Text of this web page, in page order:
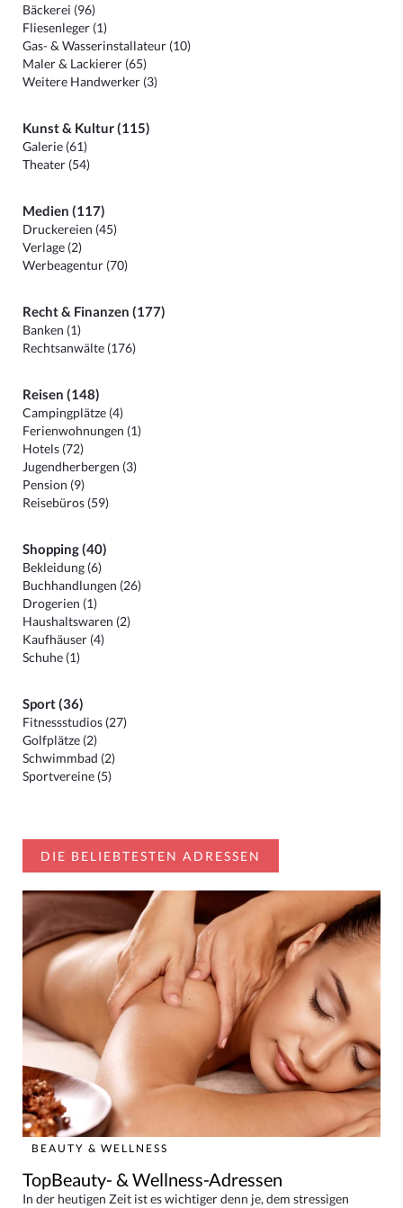
Bäckerei (96)
Fliesenleger (1)
Gas- & Wasserinstallateur (10)
Maler & Lackierer (65)
Weitere Handwerker (3)
Kunst & Kultur (115)
Galerie (61)
Theater (54)
Medien (117)
Druckereien (45)
Verlage (2)
Werbeagentur (70)
Recht & Finanzen (177)
Banken (1)
Rechtsanwälte (176)
Reisen (148)
Campingplätze (4)
Ferienwohnungen (1)
Hotels (72)
Jugendherbergen (3)
Pension (9)
Reisebüros (59)
Shopping (40)
Bekleidung (6)
Buchhandlungen (26)
Drogerien (1)
Haushaltswaren (2)
Kaufhäuser (4)
Schuhe (1)
Sport (36)
Fitnessstudios (27)
Golfplätze (2)
Schwimmbad (2)
Sportvereine (5)
DIE BELIEBTESTEN ADRESSEN
BEAUTY & WELLNESS
TopBeauty- & Wellness-Adressen
In der heutigen Zeit ist es wichtiger denn je, dem stressigen